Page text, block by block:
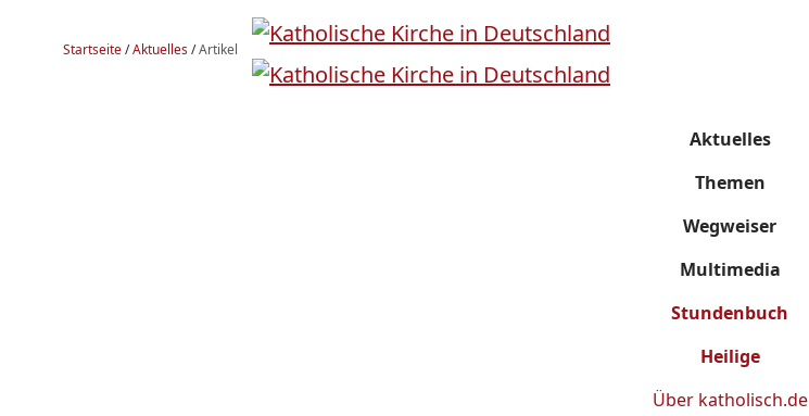
Startseite/Aktuelles/Artikel
Aktuelles
Themen
Wegweiser
Multimedia
Stundenbuch
Heilige
Über katholisch.de